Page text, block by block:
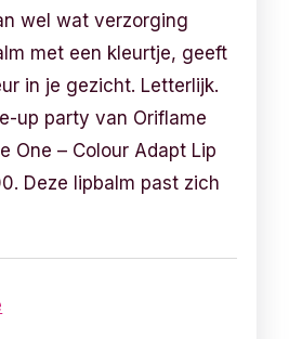
wel wat verzorging
met een kleurtje, geeft
in je gezicht. Letterlijk.
up party van Oriflame
One – Colour Adapt Lip
Deze lipbalm past zich